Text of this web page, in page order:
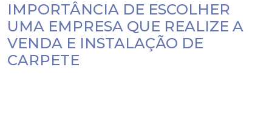
IMPORTÂNCIA DE ESCOLHER
UMA EMPRESA QUE REALIZE A
VENDA E INSTALAÇÃO DE
CARPETE